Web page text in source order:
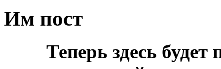
Им пост
Теперь здесь будет